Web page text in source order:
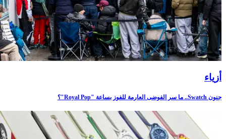
أزياء
جنون Swatch.. ما سر الفوضى العارمة للفوز بساعة "Royal Pop"؟